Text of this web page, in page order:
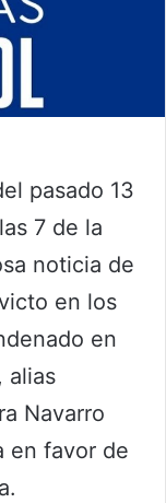
pasado 13
7 de la
noticia de
en los
en
alias
Navarro
en favor de